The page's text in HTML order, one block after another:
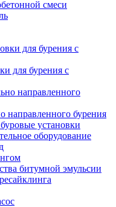
смеси
для бурения с
направленного бурения
установки
оборудование
битумной эмульсии